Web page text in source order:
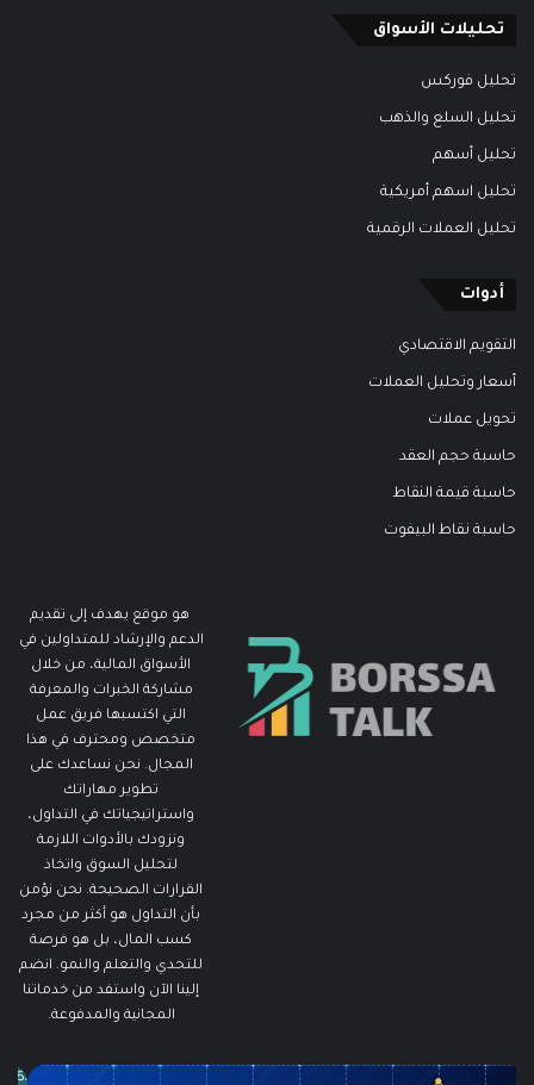
تحليلات الأسواق
تحليل فوركس
تحليل السلع والذهب
تحليل أسهم
تحليل اسهم أمريكية
تحليل العملات الرقمية
أدوات
التقويم الاقتصادي
أسعار وتحليل العملات
تحويل عملات
حاسبة حجم العقد
حاسبة قيمة النقاط
حاسبة نقاط البيفوت
هو موقع يهدف إلى تقديم
الدعم والإرشاد للمتداولين في
الأسواق المالية، من خلال
مشاركة الخبرات والمعرفة
التي اكتسبها فريق عمل
متخصص ومحترف في هذا
المجال. نحن نساعدك على
تطوير مهاراتك
واستراتيجياتك في التداول،
ونزودك بالأدوات اللازمة
لتحليل السوق واتخاذ
القرارات الصحيحة. نحن نؤمن
بأن التداول هو أكثر من مجرد
كسب المال، بل هو فرصة
للتحدي والتعلم والنمو. انضم
إلينا الآن واستفد من خدماتنا
المجانية والمدفوعة.